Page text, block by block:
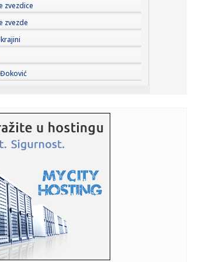
bio Horhe Mesi: Lionelov otac i agent, koji je
nje...
rekao „ne“ Trampovom planu od 15 tačaka:
rekao "ne" Trampovom planu za Gazu: Ovo je
ponestaje rečnog peska, a to predstavlja ogroman
portalu osvanuo komentar koji sve
"Vu...
pronađeno 13 mrtvih irvasa, naučnici ne
Cece i JK u Budvi? Pevačica samo jedno poručila!
zvezdice
zvezde